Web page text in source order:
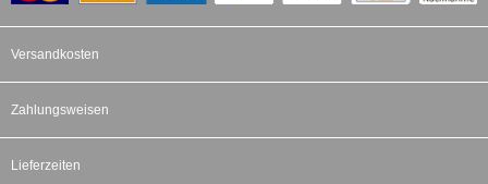
Versandkosten
Zahlungsweisen
Lieferzeiten